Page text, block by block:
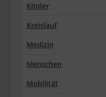
Kinder
Kreislauf
Medizin
Menschen
Mobilität